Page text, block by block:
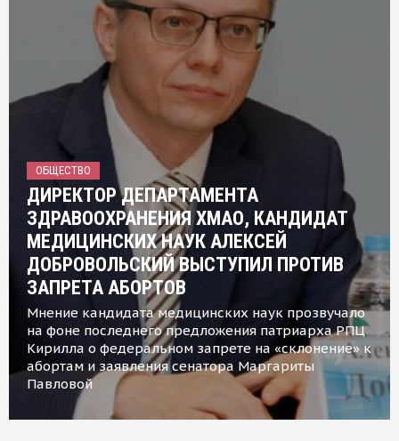
ОБЩЕСТВО
ДИРЕКТОР ДЕПАРТАМЕНТА
ЗДРАВООХРАНЕНИЯ ХМАО, КАНДИДАТ
МЕДИЦИНСКИХ НАУК АЛЕКСЕЙ
ДОБРОВОЛЬСКИЙ ВЫСТУПИЛ ПРОТИВ
ЗАПРЕТА АБОРТОВ
Мнение кандидата медицинских наук прозвучало
на фоне последнего предложения патриарха РПЦ
Кирилла о федеральном запрете на «склонение» к
абортам и заявления сенатора Маргариты
Павловой